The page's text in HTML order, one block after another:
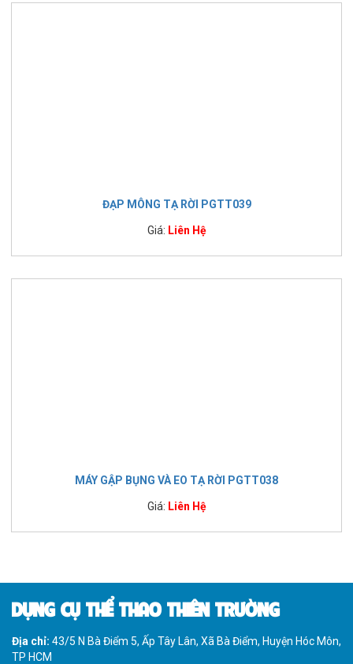
ĐẠP MÔNG TẠ RỜI PGTT039
Giá: Liên Hệ
MÁY GẬP BỤNG VÀ EO TẠ RỜI PGTT038
Giá: Liên Hệ
DỤNG CỤ THỂ THAO THIÊN TRƯỜNG
Địa chỉ: 43/5 N Bà Điểm 5, Ấp Tây Lân, Xã Bà Điểm, Huyện Hóc Môn,
TP HCM